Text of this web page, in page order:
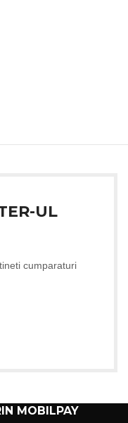
UL
cumparaturi
MOBILPAY